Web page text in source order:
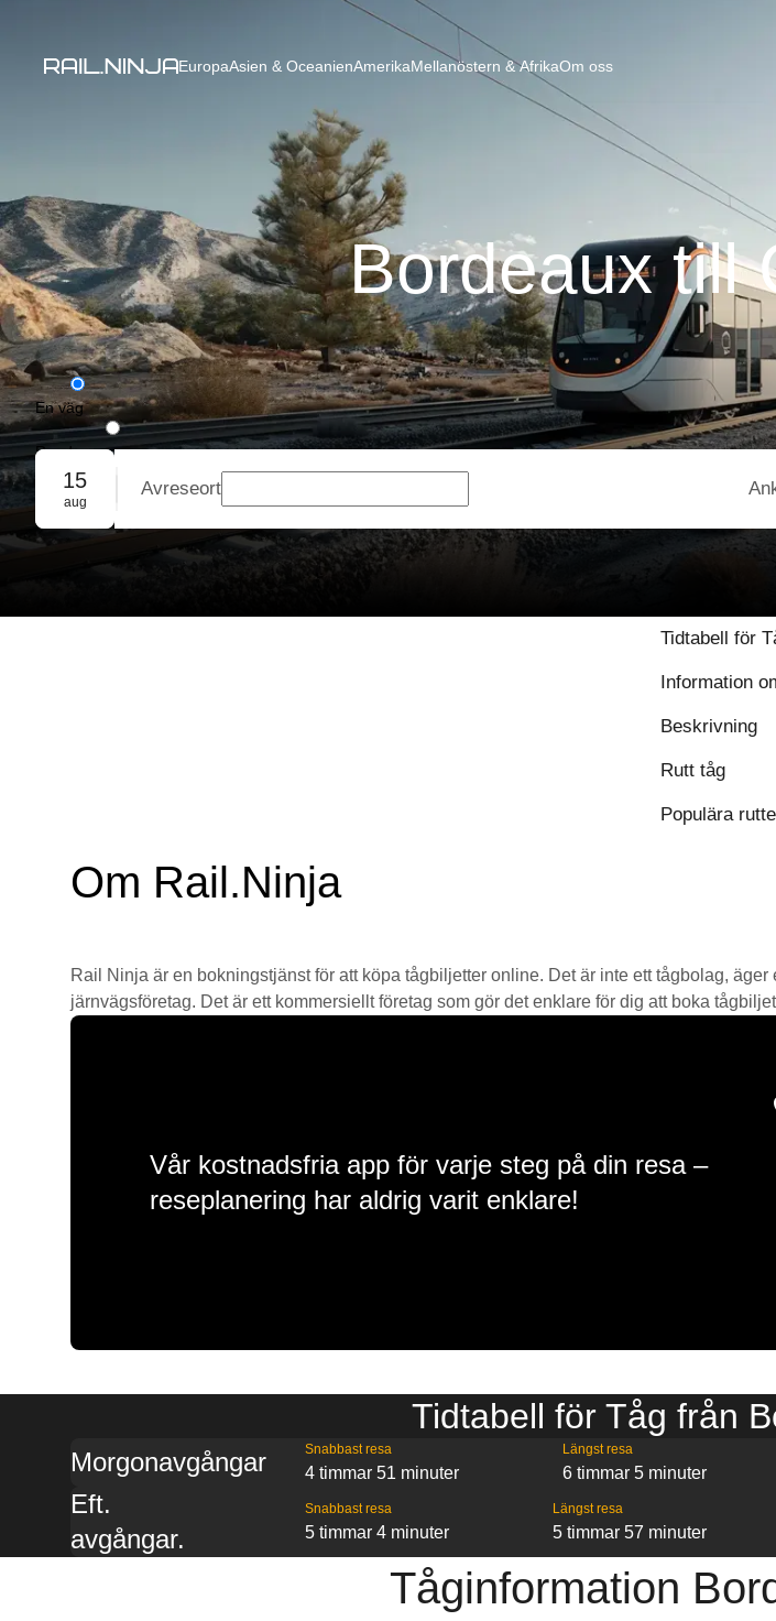
EuropaAsien & OceanienAmerikaMellanöstern & AfrikaOm oss
Bordeaux till
En väg
Rundresa
Gruppbokning
15
aug
Avreseort
Tidtabell för
Information
Beskrivning
Rutt tåg
Populära
Om Rail.Ninja
Rail Ninja är en bokningstjänst för att köpa tågbiljetter online. Det är inte ett tågbolag,
järnvägsföretag. Det är ett kommersiellt företag som gör det enklare för dig att boka
Vår kostnadsfria app för varje steg på din resa –
reseplanering har aldrig varit enklare!
Tidtabell för Tåg från
Morgonavgångar Snabbast resa
4 timmar 51 minuter
Längst resa
6 timmar 5 minuter
Eft.
avgångar.
Snabbast resa
5 timmar 4 minuter
Längst resa
5 timmar 57 minuter
Tåginformation